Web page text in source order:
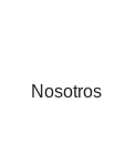
Nosotros